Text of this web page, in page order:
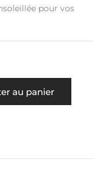
pour vos
au panier